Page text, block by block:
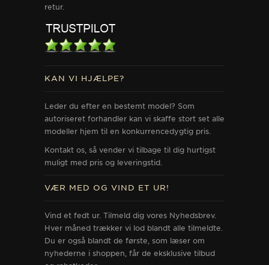
retur.
KAN VI HJÆLPE?
Leder du efter en bestemt model? Som
autoriseret forhandler kan vi skaffe stort set alle
modeller hjem til en konkurrencedygtig pris.
Kontakt os, så vender vi tilbage til dig hurtigst
muligt med pris og leveringstid.
VÆR MED OG VIND ET UR!
Vind et fedt ur. Tilmeld dig vores Nyhedsbrev.
Hver måned trækker vi lod blandt alle tilmeldte.
Du er også blandt de første, som læser om
nyhederne i shoppen, får de eksklusive tilbud